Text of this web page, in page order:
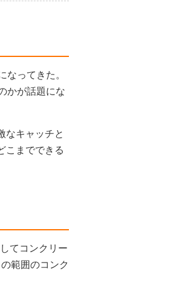
なってきた。
かが話題にな
なキャッチと
こまでできる
てコンクリー
範囲のコンク